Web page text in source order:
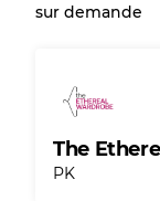
Qualité AB
Qualité BC
sur demande
The
PK